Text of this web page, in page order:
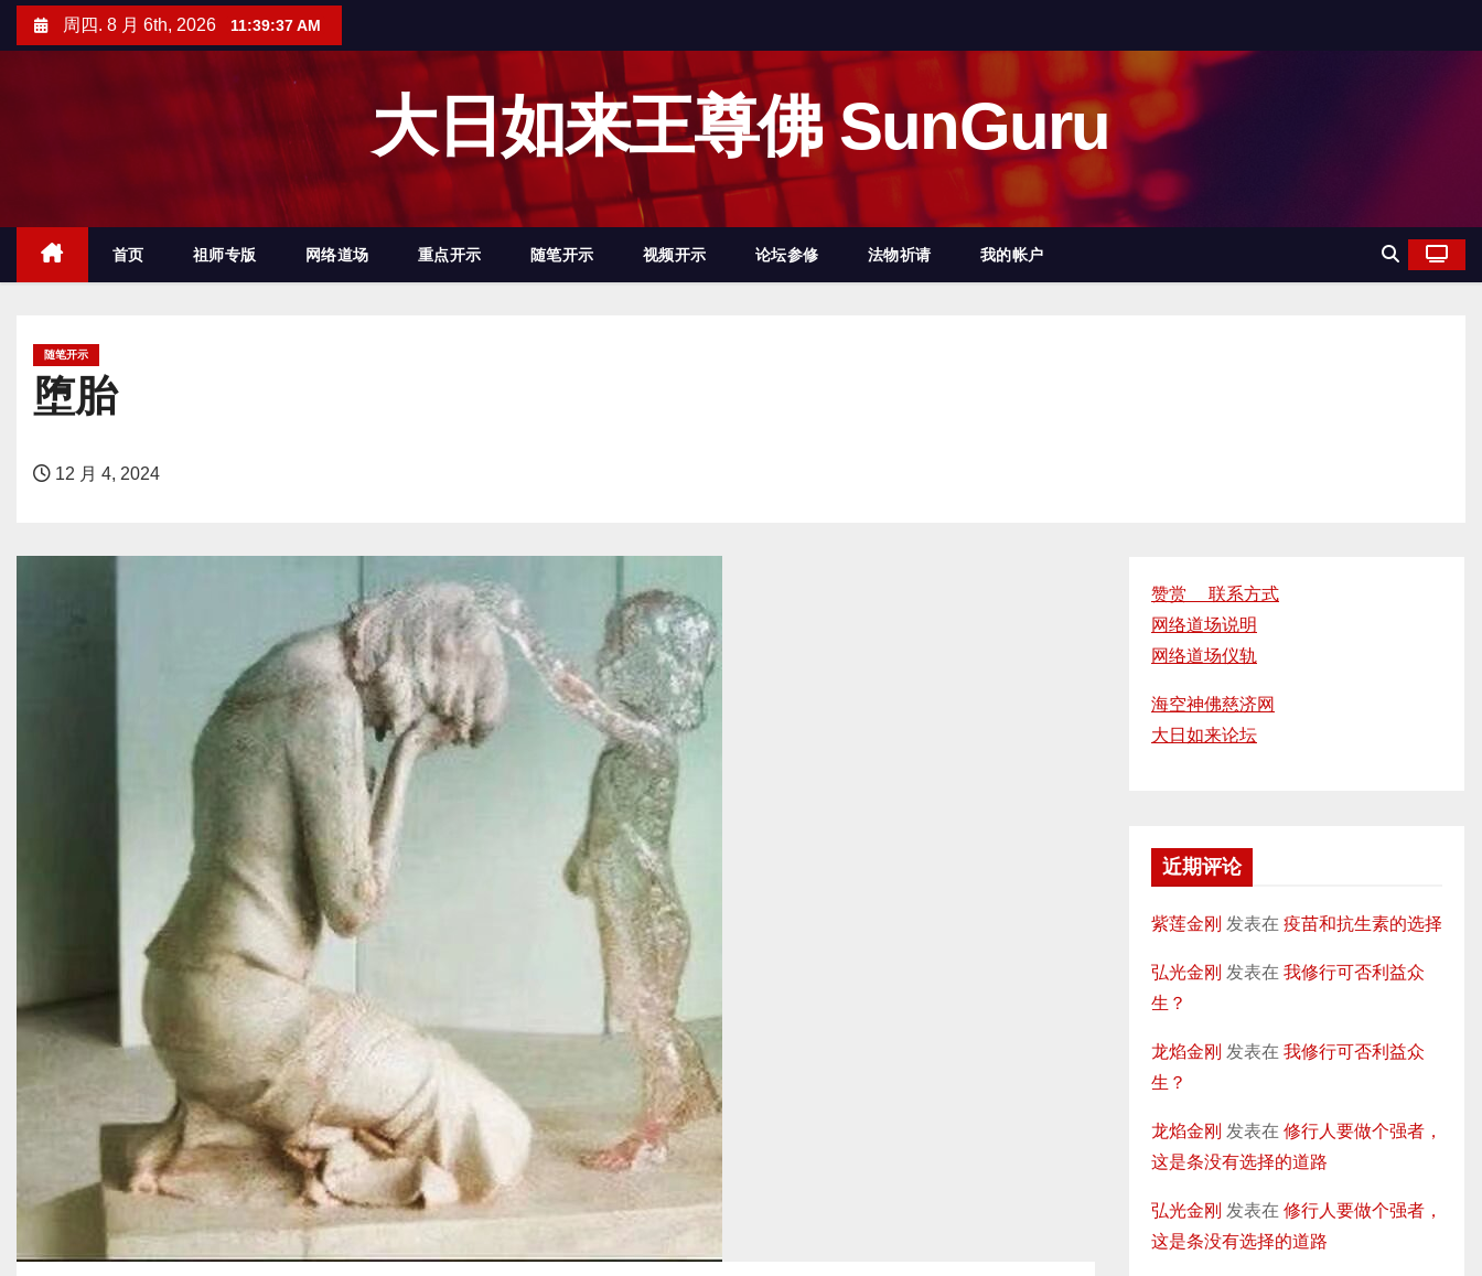
周四. 8 月 6th, 2026 11:39:38 AM
大日如来王尊佛 SunGuru
首页 祖师专版 网络道场 重点开示 随笔开示 视频开示 论坛参修 法物祈请 我的帐户
随笔开示
堕胎
12 月 4, 2024
赞赏 联系方式
网络道场说明
网络道场仪轨
海空神佛慈济网
大日如来论坛
近期评论
紫莲金刚 发表在 疫苗和抗生素的选择
弘光金刚 发表在 我修行可否利益众
生？
龙焰金刚 发表在 我修行可否利益众
生？
龙焰金刚 发表在 修行人要做个强者，
这是条没有选择的道路
弘光金刚 发表在 修行人要做个强者，
这是条没有选择的道路